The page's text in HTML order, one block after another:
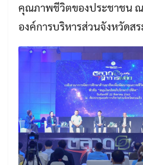
คุณภาพชีวิตของประชาชน
องค์การบริหารส่วนจังหวัดส